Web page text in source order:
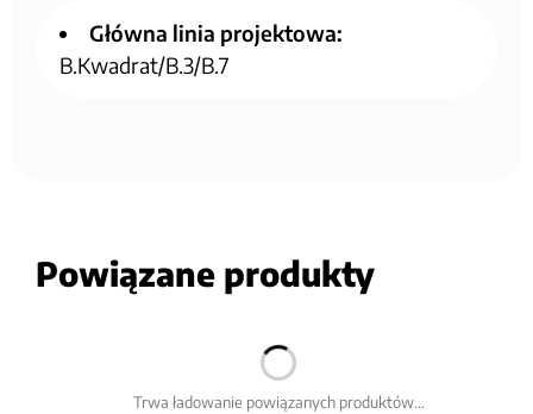
Główna linia projektowa:
B.Kwadrat/B.3/B.7
Powiązane produkty
Trwa ładowanie powiązanych produktów...